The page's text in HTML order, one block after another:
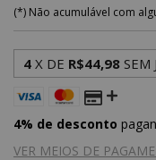
(*) Não acumulável com
4 X DE R$44,98 SEM
4% de desconto
VER MEIOS DE